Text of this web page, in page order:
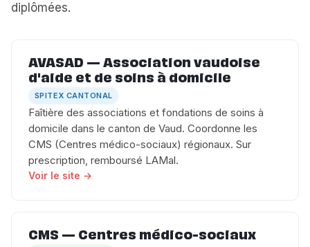
diplômées.
AVASAD — Association vaudoise
d'aide et de soins à domicile
SPITEX CANTONAL
Faîtière des associations et fondations de soins à
domicile dans le canton de Vaud. Coordonne les
CMS (Centres médico-sociaux) régionaux. Sur
prescription, remboursé LAMal.
Voir le site →
CMS — Centres médico-sociaux